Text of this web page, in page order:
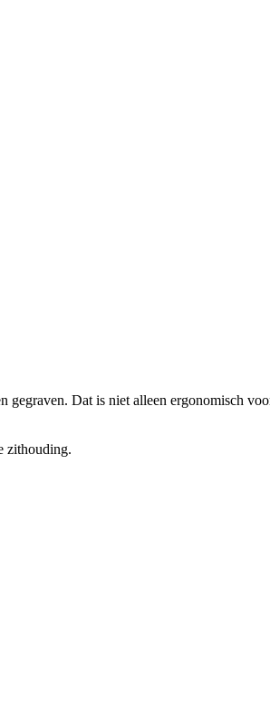
Dat is niet alleen ergonomisch
zithouding.